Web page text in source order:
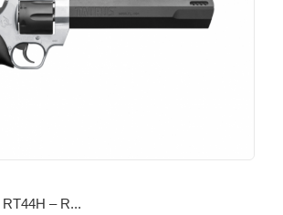
– R...